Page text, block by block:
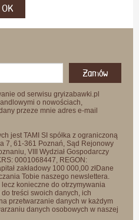
OK
Zamów
od serwisu gryizabawki.pl
o nowościach,
przeze mnie adres e-mail
jest TAMI SI spółka z ograniczoną
7, 61-361 Poznań, Sąd Rejonowy
VIII Wydział Gospodarczy
0001068447, REGON:
zakładowy 100 000,00 złDane
Tobie naszego newslettera.
konieczne do otrzymywania
treści swoich danych, ich
przetwarzanie danych w każdym
danych osobowych w naszej